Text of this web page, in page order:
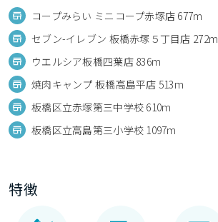
コープみらい ミニコープ赤塚店 677m
セブン-イレブン 板橋赤塚５丁目店 272m
ウエルシア板橋四葉店 836m
焼肉キャンプ 板橋高島平店 513m
板橋区立赤塚第三中学校 610m
板橋区立高島第三小学校 1097m
特徴